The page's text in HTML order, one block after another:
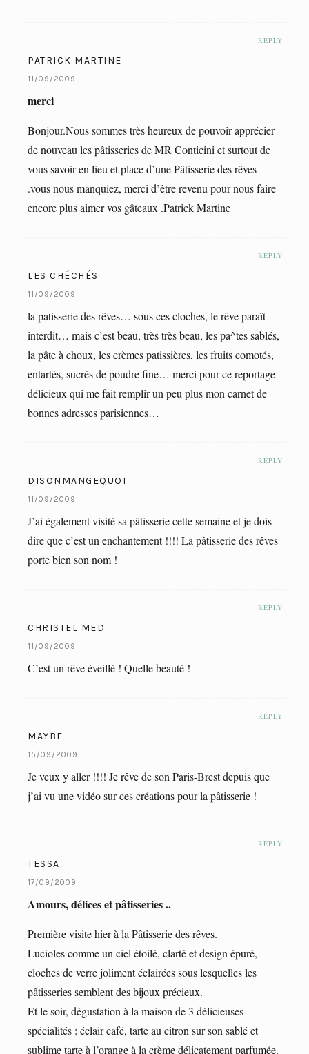
REPLY
PATRICK MARTINE
11/09/2009
merci
Bonjour.Nous sommes très heureux de pouvoir apprécier
de nouveau les pâtisseries de MR Conticini et surtout de
vous savoir en lieu et place d’une Pâtisserie des rêves
.vous nous manquiez, merci d’être revenu pour nous faire
encore plus aimer vos gâteaux .Patrick Martine
REPLY
LES CHÉCHÉS
11/09/2009
la patisserie des rêves… sous ces cloches, le rêve paraît
interdit… mais c’est beau, très très beau, les pa^tes sablés,
la pâte à choux, les crèmes patissières, les fruits comotés,
entartés, sucrés de poudre fine… merci pour ce reportage
délicieux qui me fait remplir un peu plus mon carnet de
bonnes adresses parisiennes…
REPLY
DISONMANGEQUOI
11/09/2009
J’ai également visité sa pâtisserie cette semaine et je dois
dire que c’est un enchantement !!!! La pâtisserie des rêves
porte bien son nom !
REPLY
CHRISTEL MED
11/09/2009
C’est un rêve éveillé ! Quelle beauté !
REPLY
MAYBE
15/09/2009
Je veux y aller !!!! Je rêve de son Paris-Brest depuis que
j’ai vu une vidéo sur ces créations pour la pâtisserie !
REPLY
TESSA
17/09/2009
Amours, délices et pâtisseries ..
Première visite hier à la Pâtisserie des rêves.
Lucioles comme un ciel étoilé, clarté et design épuré,
cloches de verre joliment éclairées sous lesquelles les
pâtisseries semblent des bijoux précieux.
Et le soir, dégustation à la maison de 3 délicieuses
spécialités : éclair café, tarte au citron sur son sablé et
sublime tarte à l’orange à la crème délicatement parfumée.